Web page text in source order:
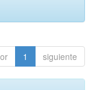
1 siguiente